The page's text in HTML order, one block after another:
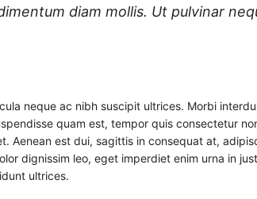
diam mollis. Ut pulvinar
neque ac nibh suscipit ultrices. Morbi
quam est, tempor quis consectetur
Aenean est dui, sagittis in consequat at,
dignissim leo, eget imperdiet enim urna in
ultrices.